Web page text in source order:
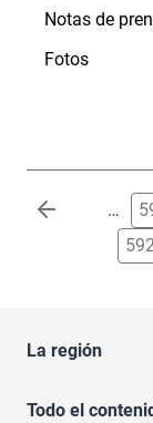
Notas de
Fotos
Paginación …
La región
Todo el